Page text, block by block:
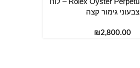
צבעוני גימור קצה
₪